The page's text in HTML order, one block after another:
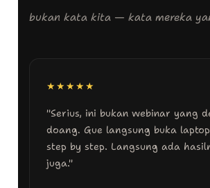
bukan kata kita — kata mereka
★★★★★
"Serius, ini bukan webinar yang
doang. Gue langsung buka
step by step. Langsung ada
juga."